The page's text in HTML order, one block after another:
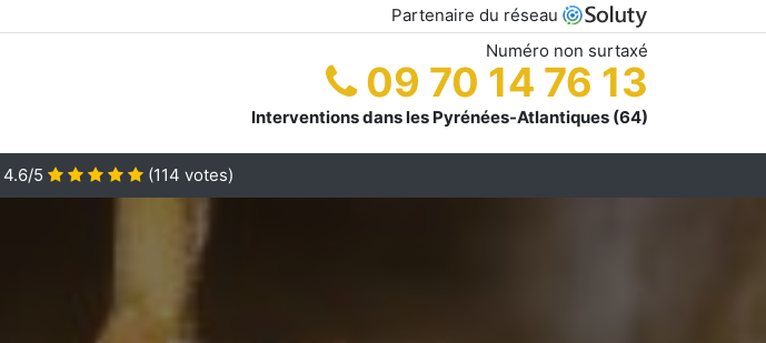
Partenaire du réseau
Numéro non surtaxé
09 70 14 76 13
Interventions dans les Pyrénées-Atlantiques (64)
4.6/5 (114 votes)